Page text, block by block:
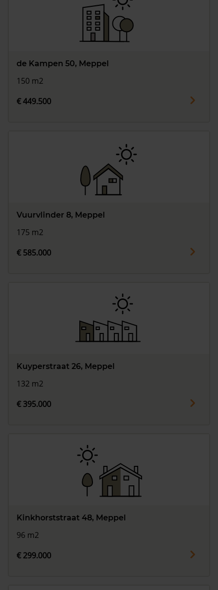
de Kampen 50, Meppel
150 m2
€ 449.500
Vuurvlinder 8, Meppel
175 m2
€ 585.000
Kuyperstraat 26, Meppel
132 m2
€ 395.000
Kinkhorststraat 48, Meppel
96 m2
€ 299.000